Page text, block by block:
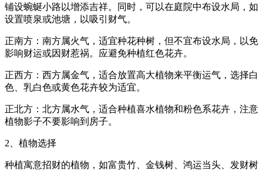
铺设蜿蜒小路以增添吉祥。同时，可以在庭院中布设水局，如
设置喷泉或池塘，以吸引财气。
正南方：南方属火气，适宜种花种树，但不宜布设水局，以免
影响财运或因财惹祸。应避免种植红色花卉。
正西方：西方属金气，适合放置高大植物来平衡运气，选择白
色、乳白色或黄色花卉较为适宜。
正北方：北方属水气，适合种植喜水植物和粉色系花卉，注意
植物影子不要影响到房子。
2、植物选择
种植寓意招财的植物，如富贵竹、金钱树、鸿运当头、发财树